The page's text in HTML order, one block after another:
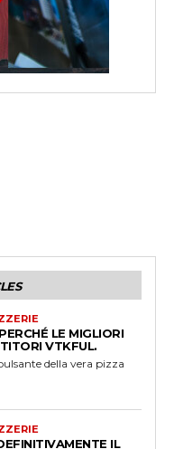
LE MIGLIORI
VTKFUL.
della vera pizza
IL